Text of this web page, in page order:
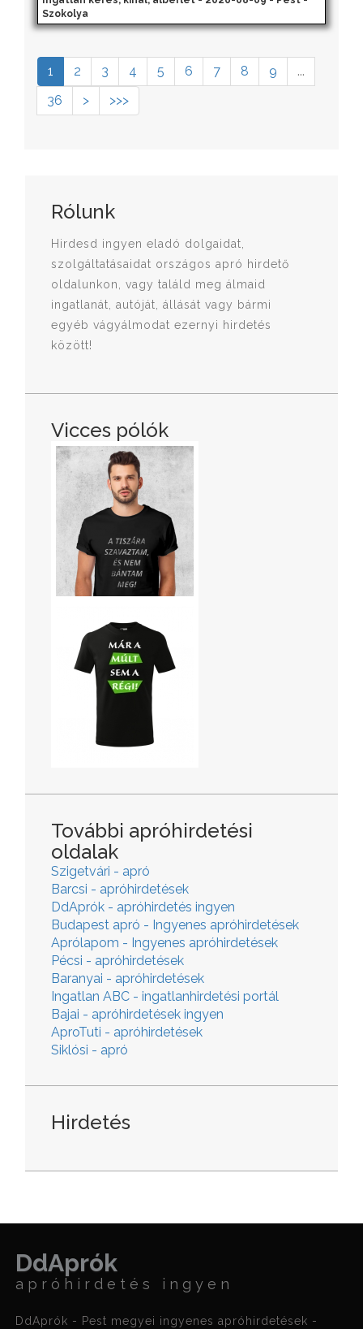
Szokolya
1 2 3 4 5 6 7 8 9
...
36
> >>>
Rólunk
Hirdesd ingyen eladó dolgaidat,
szolgáltatásaidat országos apró hirdető
oldalunkon, vagy találd meg álmaid
ingatlanát, autóját, állását vagy bármi
egyéb vágyálmodat ezernyi hirdetés
között!
Vicces pólók
További apróhirdetési
oldalak
Szigetvári - apró
Barcsi - apróhirdetések
DdAprók - apróhirdetés ingyen
Budapest apró - Ingyenes apróhirdetések
Aprólapom - Ingyenes apróhirdetések
Pécsi - apróhirdetések
Baranyai - apróhirdetések
Ingatlan ABC - ingatlanhirdetési portál
Bajai - apróhirdetések ingyen
AproTuti - apróhirdetések
Siklósi - apró
Hirdetés
DdAprók
apróhirdetés ingyen
DdAprók - Pest megyei ingyenes apróhirdetések -